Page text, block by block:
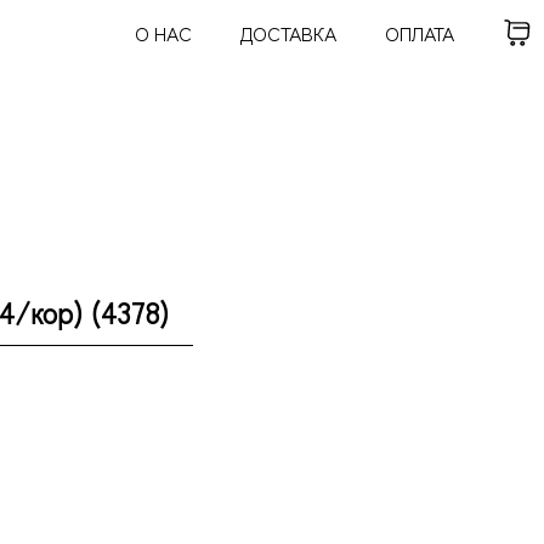
О НАС ДОСТАВКА ОПЛАТА
кор) (4378)